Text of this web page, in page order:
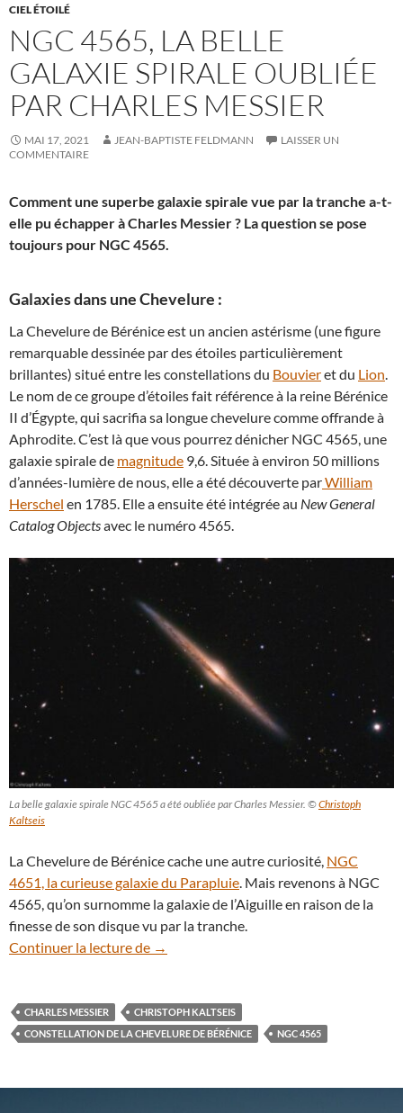
CIEL ÉTOILÉ
NGC 4565, LA BELLE
GALAXIE SPIRALE OUBLIÉE
PAR CHARLES MESSIER
MAI 17, 2021 JEAN-BAPTISTE FELDMANN
LAISSER UN
COMMENTAIRE
Comment une superbe galaxie spirale vue par la tranche a-t-
elle pu échapper à Charles Messier ? La question se pose
toujours pour NGC 4565.
Galaxies dans une Chevelure :
La Chevelure de Bérénice est un ancien astérisme (une figure
remarquable dessinée par des étoiles particulièrement
brillantes) situé entre les constellations du Bouvieret du Lion
Le nom de ce groupe d’étoiles fait référence à la reine Bérénice
II d’Égypte, qui sacrifia sa longue chevelure comme offrande à
Aphrodite. C’est là que vous pourrez dénicher NGC 4565, une
galaxie spirale de magnitude 9,6. Située à environ 50 millions
d’années-lumière de nous, elle a été découverte parWilliam
Herschel en 1785. Elle a ensuite été intégrée au New General
Catalog Objectsavec le numéro 4565.
La belle galaxie spirale NGC 4565 a été oubliée par Charles Messier. ©Christoph
Kaltseis
La Chevelure de Bérénice cache une autre curiosité, NGC
4651, la curieuse galaxie du Parapluie. Mais revenons à NGC
4565, qu’on surnomme la galaxie de l’Aiguille en raison de la
finesse de son disque vu par la tranche.
Continuer la lecture de NGC 4565, la belle galaxie spirale
→
CHARLES MESSIER
CHRISTOPH KALTSEIS
CONSTELLATION DE LA CHEVELURE DE BÉRÉNICE
NGC 4565